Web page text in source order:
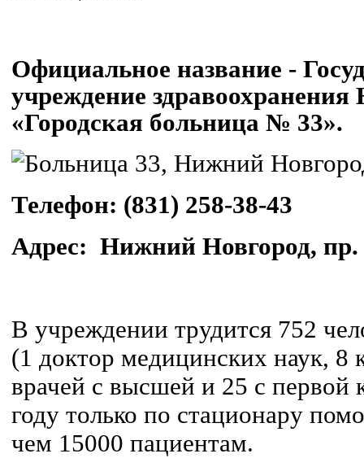
Официальное название -
учреждение здравоохранения
«Городская больница № 33».
Телефон: (831) 258-38-43
Адрес: Нижний Новгород, пр.
В учреждении трудится 752
(1 доктор медицинских наук, 8
врачей с высшей и 25 с первой
году только по стационару
чем 15000 пациентам.